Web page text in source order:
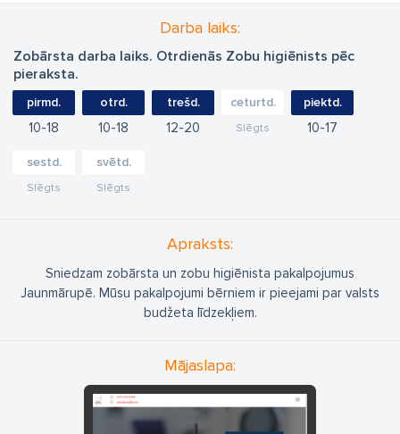
Darba laiks:
Zobārsta darba laiks. Otrdienās Zobu higiēnists pēc
pieraksta.
pirmd.
10 18
otrd.
10 18
trešd.
12 20
ceturtd.
Slēgts
piektd.
10 17
sestd.
Slēgts
svētd.
Slēgts
Apraksts:
Sniedzam zobārsta un zobu higiēnista pakalpojumus
Jaunmārupē. Mūsu pakalpojumi bērniem ir pieejami par valsts
budžeta līdzekļiem.
Mājaslapa: